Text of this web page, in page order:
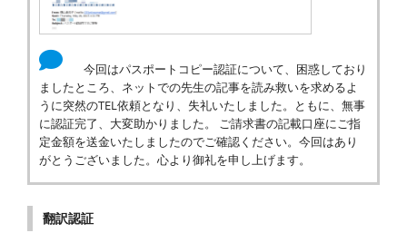
今回はパスポートコピー認証について、困惑しており
ましたところ、ネットでの先生の記事を読み救いを求めるよ
うに突然のTEL依頼となり、失礼いたしました。ともに、無事
に認証完了、大変助かりました。 ご請求書の記載口座にご指
定金額を送金いたしましたのでご確認ください。今回はあり
がとうございました。心より御礼を申し上げます。
翻訳認証